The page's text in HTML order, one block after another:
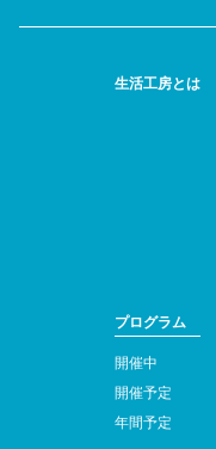
生活工房とは
プログラム
開催中
開催予定
年間予定